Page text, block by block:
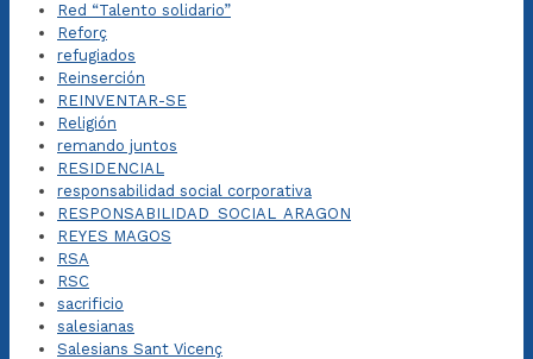
Red “Talento solidario”
Reforç
refugiados
Reinserción
REINVENTAR-SE
Religión
remando juntos
RESIDENCIAL
responsabilidad social corporativa
RESPONSABILIDAD_SOCIAL_ARAGON
REYES MAGOS
RSA
RSC
sacrificio
salesianas
Salesians Sant Vicenç